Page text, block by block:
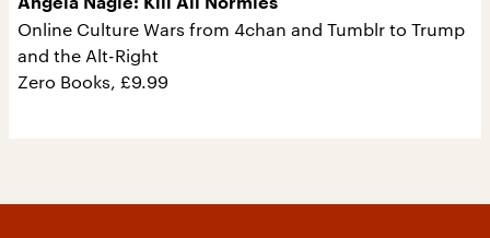
Online Culture Wars from 4chan and Tumblr to Trump
and the Alt-Right
Zero Books, £9.99